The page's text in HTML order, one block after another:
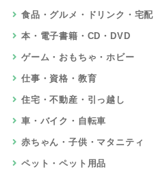
食品・グルメ・ドリンク・宅配
本・電子書籍・CD・DVD
ゲーム・おもちゃ・ホビー
仕事・資格・教育
住宅・不動産・引っ越し
車・バイク・自転車
赤ちゃん・子供・マタニティ
ペット・ペット用品